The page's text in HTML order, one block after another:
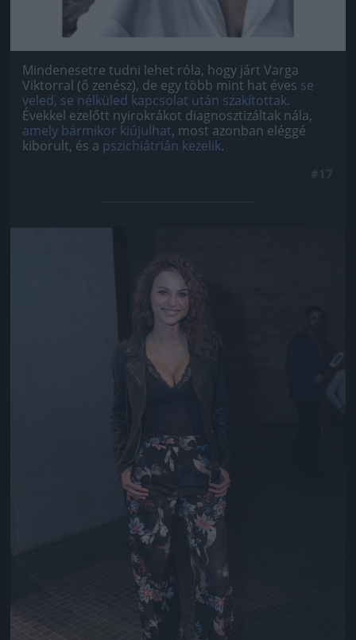
Mindenesetre tudni lehet róla, hogy járt Varga
Viktorral (ő zenész), de egy több mint hat éves se
veled, se nélküled kapcsolat után szakítottak.
Évekkel ezelőtt nyirokrákot diagnosztizáltak nála,
amely bármikor kiújulhat, most azonban eléggé
kiborult, és a pszichiátrián kezelik.